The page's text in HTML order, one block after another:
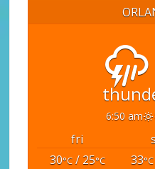
6:50 am
fri
30°C/ 25°C 33°C